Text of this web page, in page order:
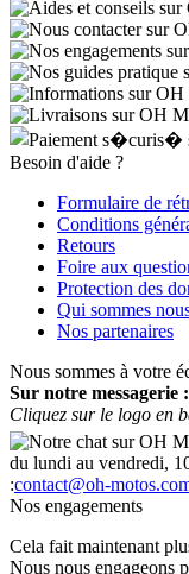
Besoin d'aide ?
Formulaire de
Conditions
Retours
Foire aux
Protection des
Qui sommes
Nos partenaires
Nous sommes à votre
Sur notre messagerie :
Cliquez sur le logo en
du lundi au vendredi,
:contact@oh-
Nos engagements
Cela fait maintenant
Nous nous engageons